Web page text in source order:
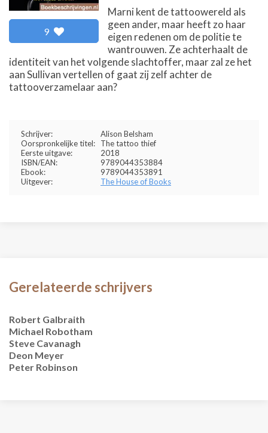
9
Marni kent de tattoowereld als
geen ander, maar heeft zo haar
eigen redenen om de politie te
wantrouwen. Ze achterhaalt de
identiteit van het volgende slachtoffer, maar zal ze het
aan Sullivan vertellen of gaat zij zelf achter de
tattooverzamelaar aan?
Schrijver:
Alison Belsham
Oorspronkelijke titel:
The tattoo thief
Eerste uitgave:
2018
ISBN/EAN:
9789044353884
Ebook:
9789044353891
Uitgever:
The House of Books
Gerelateerde schrijvers
Robert Galbraith
Michael Robotham
Steve Cavanagh
Deon Meyer
Peter Robinson